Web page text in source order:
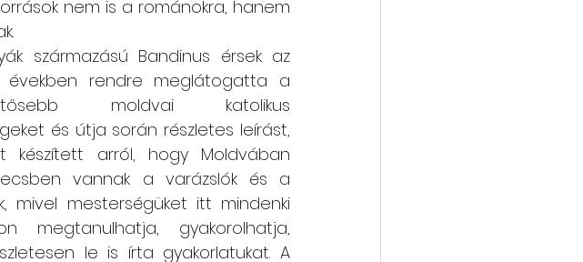
nem is a románokra, hanem
származású Bandinus érsek az
években rendre meglátogatta a
moldvai katolikus
és útja során részletes leírást,
készített arról, hogy Moldvában
vannak a varázslók és a
mivel mesterségüket itt mindenki
megtanulhatja, gyakorolhatja,
le is írta gyakorlatukat. A